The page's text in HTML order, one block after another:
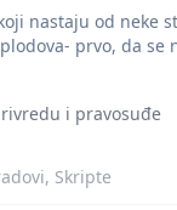
nastaju od neke
prvo, da se
i pravosuđe
Skripte